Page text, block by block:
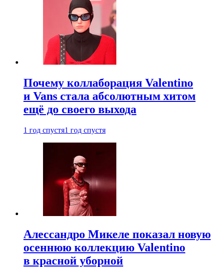
Почему коллаборация Valentino
и Vans стала абсолютным хитом
ещё до своего выхода
1 год спустя1 год спустя
Алессандро Микеле показал новую
осеннюю коллекцию Valentino
в красной уборной